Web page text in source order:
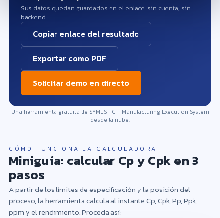
Cp es claramente mayor que Cpk: la media está
descentrada. Ajuste el proceso al valor nominal
(corrección de herramienta, parámetros de ajuste).
Esto eleva Cpk de forma notable sin reducir la
dispersión.
Herramienta: Calculadora de tasa de rechazo / FPY
Cp y Cpk son similarmente bajos: la dispersión del
proceso (6σ) es demasiado grande para la
tolerancia. Reduzca la dispersión mejorando la
capacidad de máquina y la estabilidad de material
y método (SPC, gráficos de control, DoE).
Herramienta: Calculadora de tasa de rechazo / FPY
Sus datos quedan guardados en el enlace: sin cuenta, sin
backend.
Copiar enlace del resultado
Exportar como PDF
Solicitar demo en directo
Introduzca al menos un límite de especificación,
así como la media y la desviación estándar (o los
valores medidos), para calcular Cp, Cpk y la tasa
Una herramienta gratuita de SYMESTIC – Manufacturing Execution System
desde la nube.
CÓMO FUNCIONA LA CALCULADORA
Miniguía: calcular Cp y Cpk en 3
pasos
A partir de los límites de especificación y la posición del
proceso, la herramienta calcula al instante Cp, Cpk, Pp, Ppk,
ppm y el rendimiento. Proceda así: